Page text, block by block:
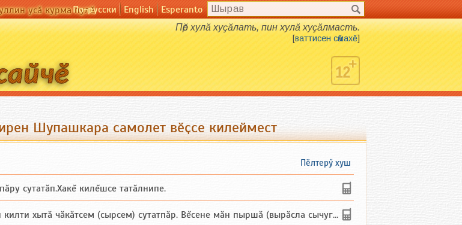
усӑ курма пулӗПо-русски English Esperanto
Пӗр хулӑ хуҫӑлать, пин хулӑ хуҫӑлмасть.
[ваттисен сӑмахӗ]
Шупашкара самолет вӗҫсе килеймест
Пӗлтерӳ хуш
сутатăп.Хакĕ килĕшсе татăлнипе.
хытă чăкăтсем (сырсем) сутатпăр. Вĕсене мăн пыршă (вырăсла сычуг) ...